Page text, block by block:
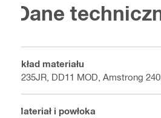
Dane
Skład materiału
S235JR, DD11 MOD, Amstrong
Materiał i powłoka